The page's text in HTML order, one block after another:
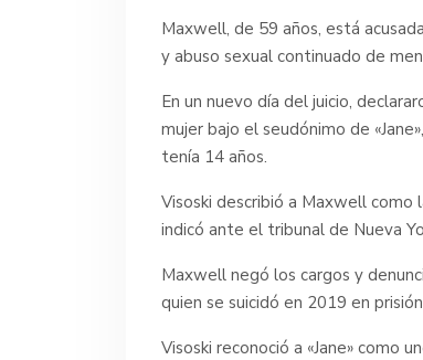
Maxwell, de 59 años, está
y abuso sexual continuado de
En un nuevo día del juicio,
mujer bajo el seudónimo de
tenía 14 años.
Visoski describió a Maxwell como
indicó ante el tribunal de Nueva
Maxwell negó los cargos y
quien se suicidó en 2019 en
Visoski reconoció a «Jane» como